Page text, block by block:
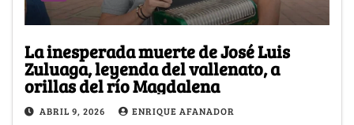
La inesperada muerte de José Luis
Zuluaga, leyenda del vallenato, a
orillas del río Magdalena
ABRIL 9, 2026 ENRIQUE AFANADOR